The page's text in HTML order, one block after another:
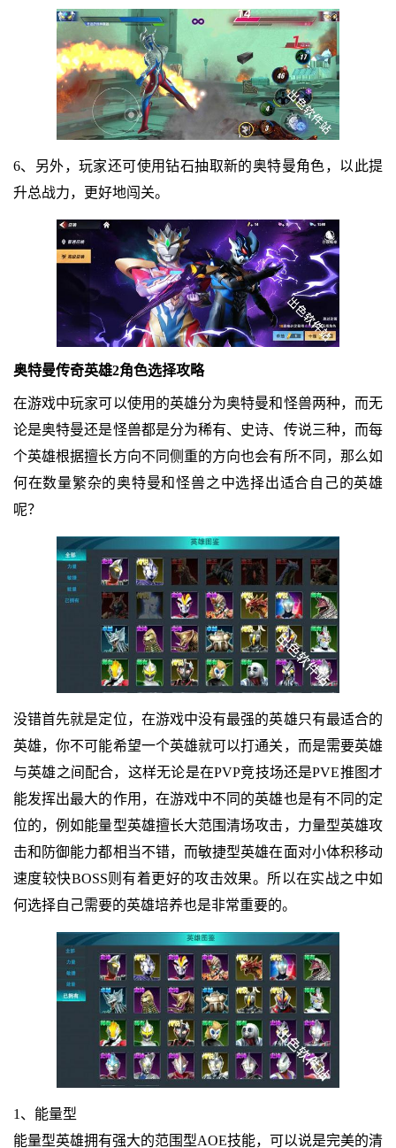
6、另外，玩家还可使用钻石抽取新的奥特曼角色，以此提
升总战力，更好地闯关。
奥特曼传奇英雄2角色选择攻略
在游戏中玩家可以使用的英雄分为奥特曼和怪兽两种，而无
论是奥特曼还是怪兽都是分为稀有、史诗、传说三种，而每
个英雄根据擅长方向不同侧重的方向也会有所不同，那么如
何在数量繁杂的奥特曼和怪兽之中选择出适合自己的英雄
呢？
没错首先就是定位，在游戏中没有最强的英雄只有最适合的
英雄，你不可能希望一个英雄就可以打通关，而是需要英雄
与英雄之间配合，这样无论是在PVP竞技场还是PVE推图才
能发挥出最大的作用，在游戏中不同的英雄也是有不同的定
位的，例如能量型英雄擅长大范围清场攻击，力量型英雄攻
击和防御能力都相当不错，而敏捷型英雄在面对小体积移动
速度较快BOSS则有着更好的攻击效果。所以在实战之中如
何选择自己需要的英雄培养也是非常重要的。
1、能量型
能量型英雄拥有强大的范围型AOE技能，可以说是完美的清